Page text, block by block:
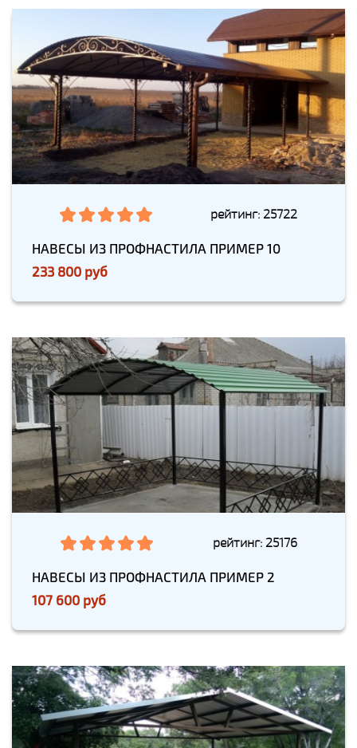
рейтинг: 25722
НАВЕСЫ ИЗ ПРОФНАСТИЛА ПРИМЕР 10
233 800 руб
рейтинг: 25176
НАВЕСЫ ИЗ ПРОФНАСТИЛА ПРИМЕР 2
107 600 руб